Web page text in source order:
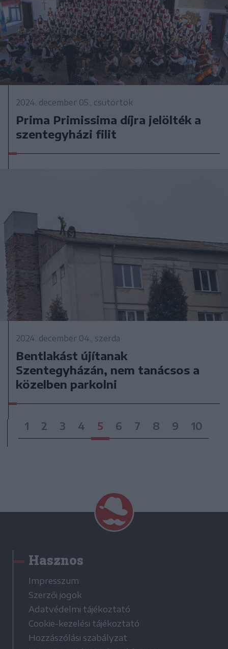
2024. december 05., csütörtök
Prima Primissima díjra jelölték a
szentegyházi filit
2024. december 04., szerda
Bentlakást újítanak
Szentegyházán, nem tanácsos a
közelben parkolni
1 2 3 4 5 6 7 8 9 10
Hasznos
Impresszum
Szerzői jogok
Adatvédelmi tájékoztató
Cookie-kezelési tájékoztató
Hozzászólási szabályzat